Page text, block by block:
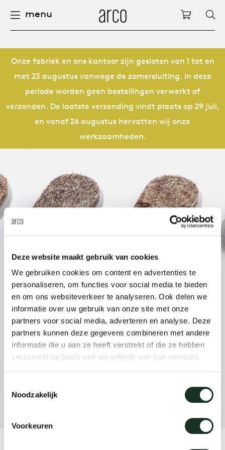
Deze website maakt gebruik van cookies
We gebruiken cookies om content en advertenties te
personaliseren, om functies voor social media te bieden
en om ons websiteverkeer te analyseren. Ook delen we
informatie over uw gebruik van onze site met onze
partners voor social media, adverteren en analyse. Deze
partners kunnen deze gegevens combineren met andere
informatie die u aan ze heeft verstrekt of die ze hebben
verzameld op basis van uw gebruik van hun services.
Noodzakelijk
Voorkeuren
alle
tafel
ovale
local
producten
dew
dew
enso
re-
vision
vision
alle
alle
management
alle
kami
Collectie
arco
for
hout
local
mensen
ontwerpers joost
raw
jorre
ivan
jonas
bij
open
pers
Over Arco
nederlands
deutsch
international
menu Arco
Onze fabriek en ons kantoor zijn gesloten van 1 tot en
met 23 augustus vanwege de zomersluiting. In deze
periode worden geen bestellingen verwerkt of
verzonden. De laatste verzending vindt plaats op 29 juli,
en vanaf 26 augustus hervatten wij onze
werkzaamheden.